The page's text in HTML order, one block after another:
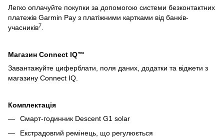
Легко оплачуйте покупки за допомогою системи безконтактних
платежів Garmin Pay з платіжними картками від банків-
учасників7.
Магазин Connect IQ™
Завантажуйте циферблати, поля даних, додатки та віджети з
магазину Connect IQ.
Комплектація
Смарт-годинник Descent G1 solar
Екстрадовгий ремінець, що регулюється